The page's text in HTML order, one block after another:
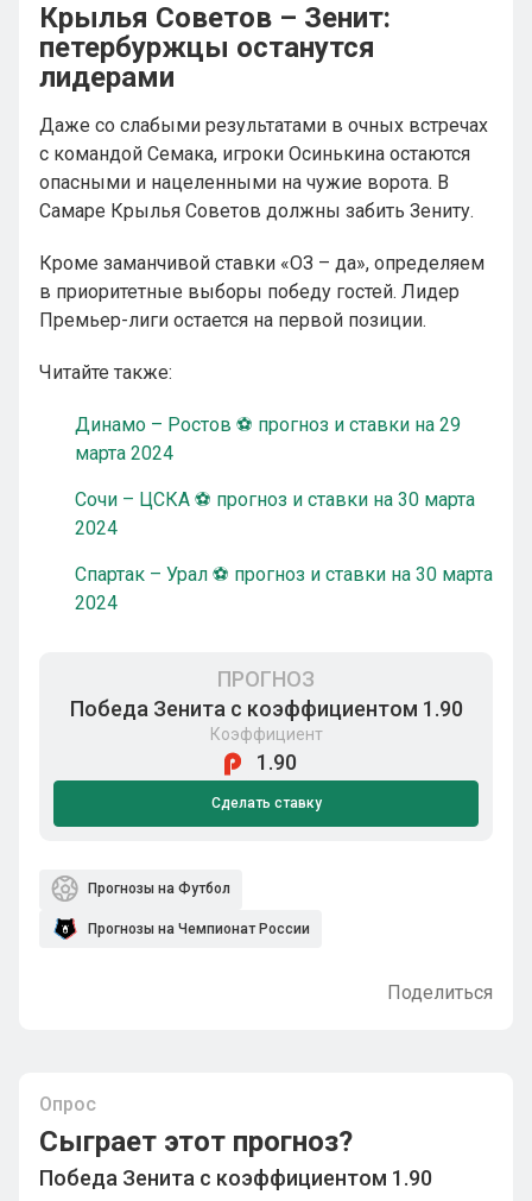
Крылья Советов – Зенит:
петербуржцы останутся
лидерами
Даже со слабыми результатами в очных встречах
с командой Семака, игроки Осинькина остаются
опасными и нацеленными на чужие ворота. В
Самаре Крылья Советов должны забить Зениту.
Кроме заманчивой ставки «ОЗ – да», определяем
в приоритетные выборы победу гостей. Лидер
Премьер-лиги остается на первой позиции.
Читайте также:
Динамо – Ростов ⚽ прогноз и ставки на 29
марта 2024
Сочи – ЦСКА ⚽ прогноз и ставки на 30 марта
2024
Спартак – Урал ⚽ прогноз и ставки на 30 марта
2024
ПРОГНОЗ
Победа Зенита с коэффициентом 1.90
Коэффициент
1.90
Сделать ставку
Прогнозы на Футбол
Прогнозы на Чемпионат России
Поделиться
Опрос
Сыграет этот прогноз?
Победа Зенита с коэффициентом 1.90